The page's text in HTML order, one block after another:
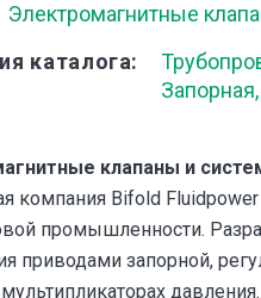
Электромагнитные
каталога
клапаны и
компания Bifold
промышленности.
приводами запорной,
мультипликаторах